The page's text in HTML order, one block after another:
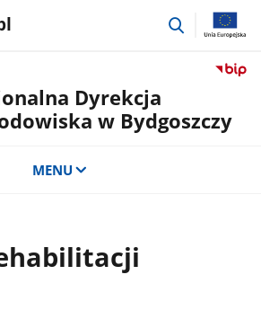
przejdź
Dyrekcja
w Bydgoszczy
MENU